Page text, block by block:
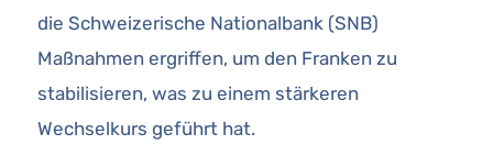
die Schweizerische Nationalbank (SNB)
Maßnahmen ergriffen, um den Franken zu
stabilisieren, was zu einem stärkeren
Wechselkurs geführt hat.